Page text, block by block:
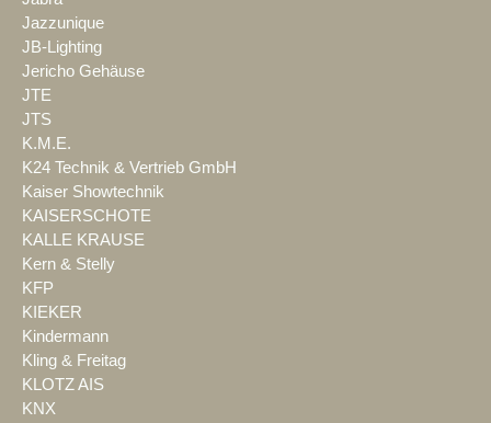
Jazzunique
JB-Lighting
Jericho Gehäuse
JTE
JTS
K.M.E.
K24 Technik & Vertrieb GmbH
Kaiser Showtechnik
KAISERSCHOTE
KALLE KRAUSE
Kern & Stelly
KFP
KIEKER
Kindermann
Kling & Freitag
KLOTZ AIS
KNX